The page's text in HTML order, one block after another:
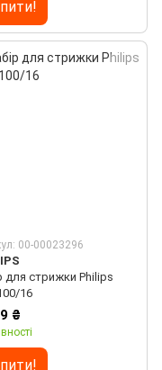
00-00023296
для стрижки Philips
16
₴